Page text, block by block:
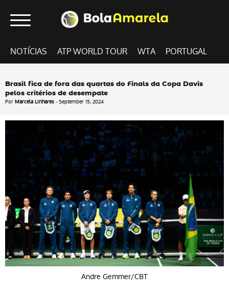
NOTÍCIAS ATP WORLD TOUR WTA PORTUGAL
Brasil fica de fora das quartas do Finals da Copa Davis
pelos critérios de desempate
Por Marcela Linhares - September 15, 2024
Andre Gemmer/CBT